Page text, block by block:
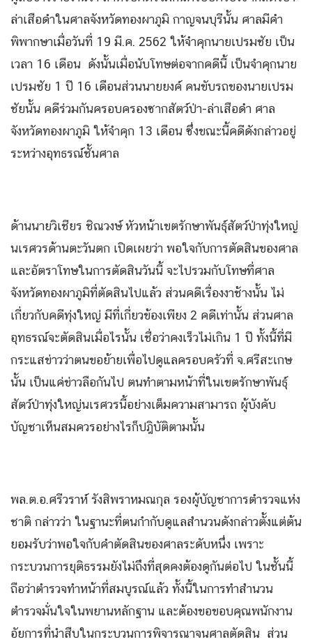
ล่าเสือดำในศาลจังหวัดทองผาภูมิ กาญจนบุรีนั้น ศาลมีคำ
พิพากษาเมื่อวันที่ 19 มี.ค. 2562 ให้จำคุกนายเปรมชัย เป็น
เวลา 16 เดือน ดังนั้นเมื่อนับโทษต่อจากคดีนี้ เป็นจำคุกนาย
เปรมชัย 1 ปี 16 เดือนส่วนนายยงค์ คนขับรถของนายเปรม
ชัยนั้น คดีร่วมกันครอบครองซากสัตว์ป่า-ล่าเสือดำ ศาล
จังหวัดทองผาภูมิ ให้จำคุก 13 เดือน ซึ่งขณะนี้คดีดังกล่าวอยู่
ระหว่างอุทธรณ์ชั้นศาล
ด้านนายวิเชียร ชิณวงษ์ หัวหน้าเขตรักษาพันธุ์สัตว์ป่าทุ่งใหญ่
นเรศวรด้านตะวันตก เปิดเผยว่า พอใจกับการตัดสินของศาล
และอัตราโทษในการตัดสินวันนี้ จะไปรวมกับโทษที่ศาล
จังหวัดทองผาภูมิที่ตัดสินไปแล้ว ส่วนคดีเรื่องงาช้างนั้น ไม่
เกี่ยวกับคดีทุ่งใหญ่ มีที่เกี่ยวข้องเพียง 2 คดีเท่านั้น ส่วนศาล
อุทธรณ์จะตัดสินเมื่อไรนั้น เชื่อว่าคงเร็วไม่เกิน 1 ปี ทั้งนี้ที่มี
กระแสข่าวว่าตนขอย้ายเพื่อไปดูแลครอบครัวที่ จ.ศรีสะเกษ
นั้น เป็นแค่ข่าวลือกันไป ตนทำตามหน้าที่ในเขตรักษาพันธุ์
สัตว์ป่าทุ่งใหญ่นเรศวรนี้อย่างเต็มความสามารถ ผู้บังคับ
บัญชาเห็นสมควรอย่างไรก็ปฎิบัติตามนั้น
พล.ต.อ.ศรีวราห์ รังสิพราหมณกุล รองผู้บัญชาการตำรวจแห่ง
ชาติ กล่าวว่า ในฐานะที่ตนกำกับดูแลสำนวนดังกล่าวตั้งแต่ต้น
ยอมรับว่าพอใจกับคำตัดสินของศาลระดับหนึ่ง เพราะ
กระบวนการยุติธรรมยังไม่ถึงที่สุดคงต้องดูกันต่อไป ในชั้นนี้
ถือว่าตำรวจทำหน้าที่สมบูรณ์แล้ว ทั้งนี้ในการทำสำนวน
ตำรวจมั่นใจในพยานหลักฐาน และต้องขอขอบคุณพนักงาน
อัยการที่นำสืบในกระบวนการพิจารณาจนศาลตัดสิน ส่วน